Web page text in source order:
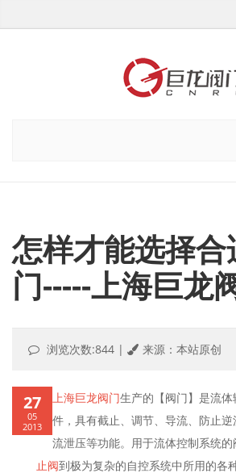
怎样才能选择合
门-----上海巨龙
浏览次数:844 | 来源：本站原创
27
05
2013
上海巨龙阀门生产的【阀门】是流
件，具有截止、调节、导流、防止
流泄压等功能。用于流体控制系统
止阀到极为复杂的自控系统中所用的各